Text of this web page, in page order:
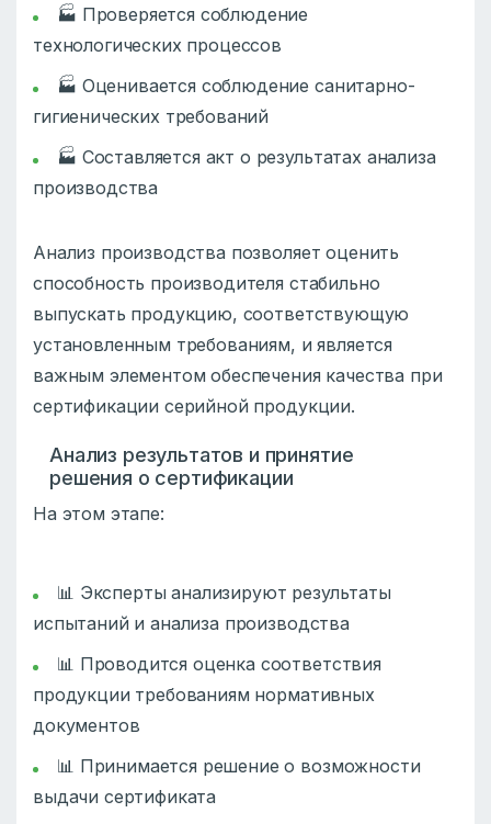
🏭 Проверяется соблюдение
технологических процессов
🏭 Оценивается соблюдение санитарно-
гигиенических требований
🏭 Составляется акт о результатах анализа
производства
Анализ производства позволяет оценить
способность производителя стабильно
выпускать продукцию, соответствующую
установленным требованиям, и является
важным элементом обеспечения качества при
сертификации серийной продукции.
Анализ результатов и принятие
решения о сертификации
На этом этапе:
📊 Эксперты анализируют результаты
испытаний и анализа производства
📊 Проводится оценка соответствия
продукции требованиям нормативных
документов
📊 Принимается решение о возможности
выдачи сертификата